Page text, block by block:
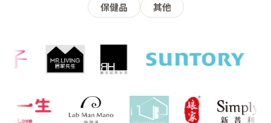
保健品
其他